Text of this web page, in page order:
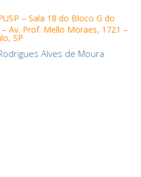
– Sala 18 do Bloco G do
Av. Prof. Mello Moraes, 1721 –
SP
Alves de Moura